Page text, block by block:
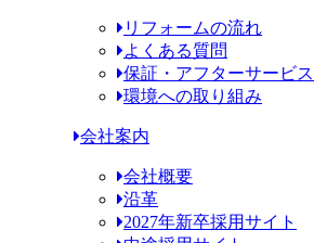
リフォームの流れ
よくある質問
保証・アフターサービス
環境への取り組み
会社案内
会社概要
沿革
2027年新卒採用サイト